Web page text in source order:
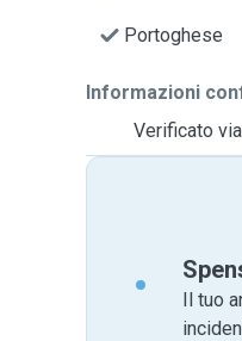
Portoghese
Informazioni
Verificato
Il tuo